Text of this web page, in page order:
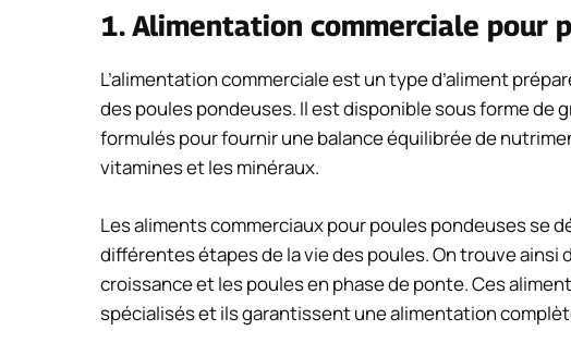
1. Alimentation commerciale pour
L’alimentation commerciale est un type d’aliment
des poules pondeuses. Il est disponible sous forme de
formulés pour fournir une balance équilibrée de
vitamines et les minéraux.
Les aliments commerciaux pour poules pondeuses se
différentes étapes de la vie des poules. On trouve ainsi
croissance et les poules en phase de ponte. Ces
spécialisés et ils garantissent une alimentation